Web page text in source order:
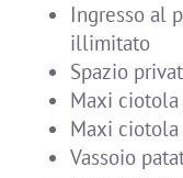
Ingresso al
illimitato
Spazio
Maxi
Maxi ciotola
Vassoio